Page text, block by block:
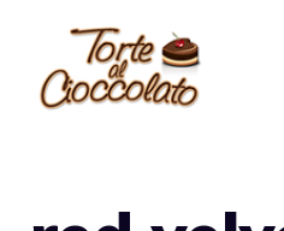
contenuto